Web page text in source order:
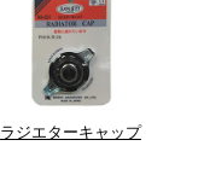
ラジエターキャップ